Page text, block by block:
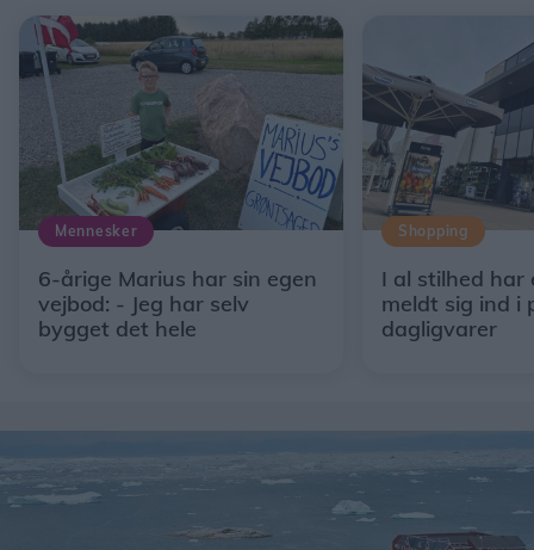
Mennesker
6-årige Marius har sin egen
vejbod: - Jeg har selv
bygget det hele
Shopping
I al stilhed har
meldt sig ind i
dagligvarer